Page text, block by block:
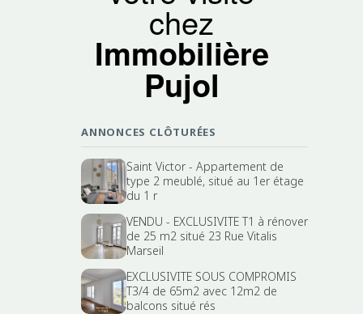
chez
Immobilière
Pujol
ANNONCES CLÔTURÉES
Saint Victor - Appartement de
type 2 meublé, situé au 1er étage
du 1 r
VENDU - EXCLUSIVITE T1 à rénover
de 25 m2 situé 23 Rue Vitalis
Marseil
EXCLUSIVITE SOUS COMPROMIS
T3/4 de 65m2 avec 12m2 de
balcons situé rés